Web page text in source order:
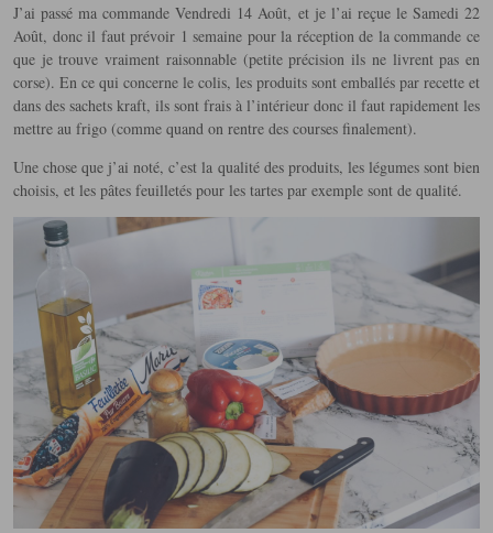
J’ai passé ma commande Vendredi 14 Août, et je l’ai reçue le Samedi 22
Août, donc il faut prévoir 1 semaine pour la réception de la commande ce
que je trouve vraiment raisonnable (petite précision ils ne livrent pas en
corse). En ce qui concerne le colis, les produits sont emballés par recette et
dans des sachets kraft, ils sont frais à l’intérieur donc il faut rapidement les
mettre au frigo (comme quand on rentre des courses finalement).
Une chose que j’ai noté, c’est la qualité des produits, les légumes sont bien
choisis, et les pâtes feuilletés pour les tartes par exemple sont de qualité.